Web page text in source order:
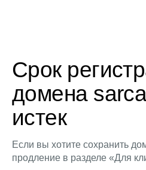
Срок
домена
истек
Если вы хотите сохранить
продление в разделе «Для